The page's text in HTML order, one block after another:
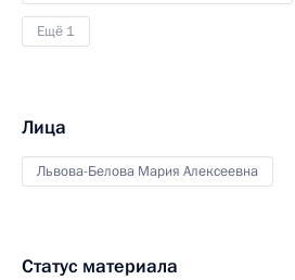
Ещё 1
Лица
Львова-Белова Мария Алексеевна
Статус материала